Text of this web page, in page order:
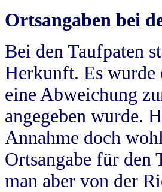
Ortsangaben bei
Bei den Taufpaten
Herkunft. Es wurde
eine Abweichung
angegeben wurde.
Annahme doch
Ortsangabe für den
man aber von der